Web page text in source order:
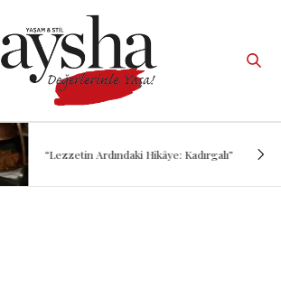
“Lezzetin Ardındaki Hikâye: Kadırgalı”